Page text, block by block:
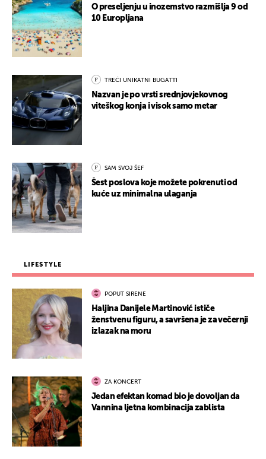
O preseljenju u inozemstvo razmišlja 9 od
10 Europljana
TREĆI UNIKATNI BUGATTI
Nazvan je po vrsti srednjovjekovnog
viteškog konja i visok samo metar
SAM SVOJ ŠEF
Šest poslova koje možete pokrenuti od
kuće uz minimalna ulaganja
LIFESTYLE
POPUT SIRENE
Haljina Danijele Martinović ističe
ženstvenu figuru, a savršena je za večernji
izlazak na moru
ZA KONCERT
Jedan efektan komad bio je dovoljan da
Vannina ljetna kombinacija zablista